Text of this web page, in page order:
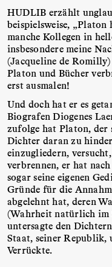
HUDLIB erzählt
beispielsweise,
manche Kollegen in
insbesondere meine
(Jacqueline de
Platon und Bücher
erst ausmalen!
Und doch hat er es
Biografen Diogenes
zufolge hat Platon, der
Dichter daran zu
einzugliedern,
verbrennen, er hat
sogar seine eigenen
Gründe für die
abgelehnt hat, deren
(Wahrheit natürlich im
untersagte den
Staat, seiner Republik,
Verrückte.